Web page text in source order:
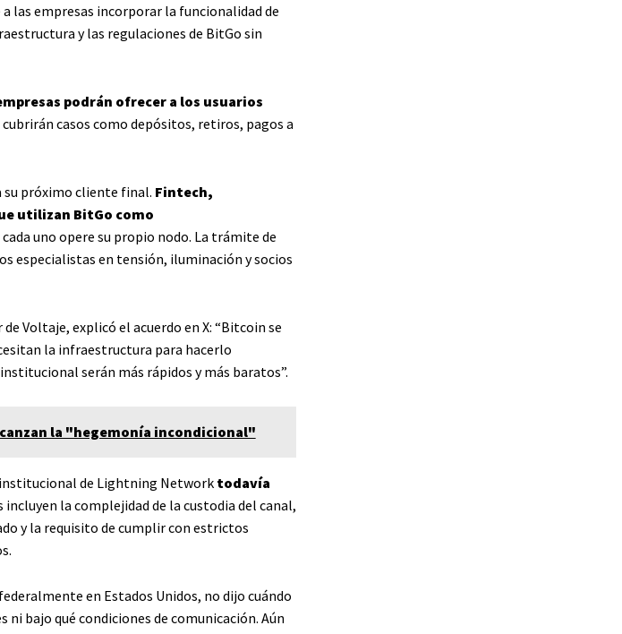
las empresas incorporar la funcionalidad de
y las regulaciones de BitGo sin
podrán ofrecer a los usuarios
casos como depósitos, retiros, pagos a
su próximo cliente final. Fintech,
utilizan BitGo como
uno opere su propio nodo. La trámite de
especialistas en tensión, iluminación y socios
Voltaje, explicó el acuerdo en X: “Bitcoin se
la infraestructura para hacerlo
serán más rápidos y más baratos”.
la "hegemonía incondicional"
de Lightning Networktodavía
la complejidad de la custodia del canal,
y la requisito de cumplir con estrictos
en Estados Unidos, no dijo cuándo
bajo qué condiciones de comunicación. Aún